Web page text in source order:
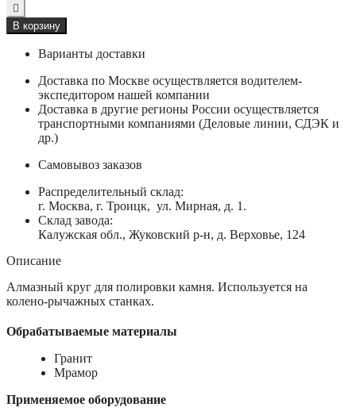
В корзину
Варианты доставки
Доставка по Москве осуществляется водителем-
экспедитором нашей компании
Доставка в другие регионы России осуществляется
транспортными компаниями (Деловые линии, СДЭК и
др.)
Самовывоз заказов
Распределительный склад:
г. Москва, г. Троицк, ул. Мирная, д. 1.
Склад завода:
Калужская обл., Жуковский р-н, д. Верховье, 124
Описание
Алмазный круг для полировки камня. Используется на
колено-рычажных станках.
Обрабатываемые материалы
Гранит
Мрамор
Применяемое оборудование